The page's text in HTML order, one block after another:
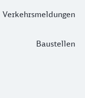
Verkehrsmeldungen
Baustellen